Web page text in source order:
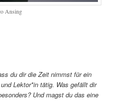
Ansing
du dir die Zeit nimmst für ein
Lektor*in tätig. Was gefällt dir
Und magst du das eine